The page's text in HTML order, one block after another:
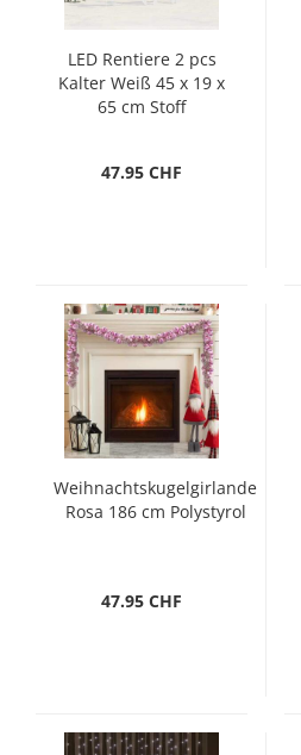
LED Rentiere 2 pcs
Kalter Weiß 45 x 19 x
65 cm Stoff
47.95 CHF
Weihnachtskugelgirlande
Rosa 186 cm Polystyrol
47.95 CHF